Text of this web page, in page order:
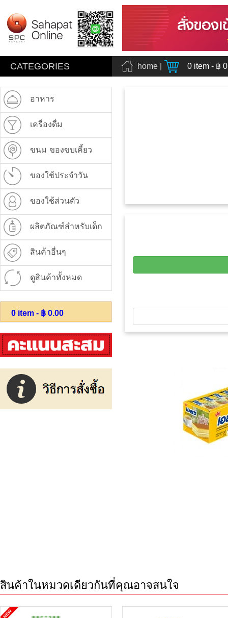
CATEGORIES home 0 item - ฿
อาหาร
เครื่องดื่ม
ขนม ของขบเคี้ยว
ของใช้ประจำวัน
ของใช้ส่วนตัว
ผลิตภัณฑ์สำหรับเด็ก
สินค้าอื่นๆ
ดูสินค้าทั้งหมด
0 item - ฿ 0.00
สินค้าในหมวดเดียวกันที่คุณอาจสนใจ